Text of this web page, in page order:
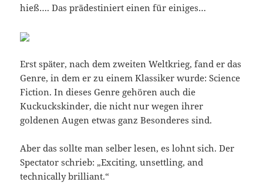
hieß…. Das prädestiniert einen für einiges…
Erst später, nach dem zweiten Weltkrieg, fand er das
Genre, in dem er zu einem Klassiker wurde: Science
Fiction. In dieses Genre gehören auch die
Kuckuckskinder, die nicht nur wegen ihrer
goldenen Augen etwas ganz Besonderes sind.
Aber das sollte man selber lesen, es lohnt sich. Der
Spectator schrieb: „Exciting, unsettling, and
technically brilliant.“